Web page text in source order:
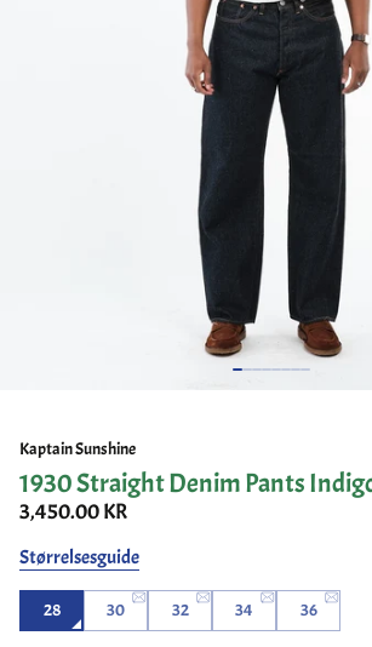
Kaptain Sunshine
1930 Straight Denim Pants
3,450.00 KR
Størrelsesguide
28 30 32 34 36